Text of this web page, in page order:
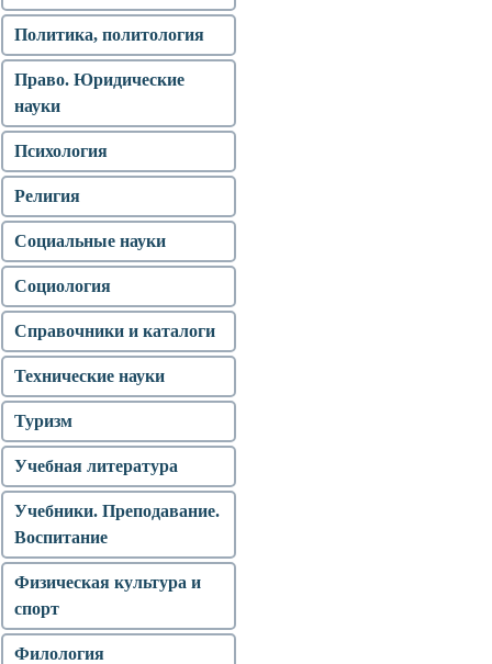
Политика, политология
Право. Юридические
науки
Психология
Религия
Социальные науки
Социология
Справочники и каталоги
Технические науки
Туризм
Учебная литература
Учебники. Преподавание.
Воспитание
Физическая культура и
спорт
Филология